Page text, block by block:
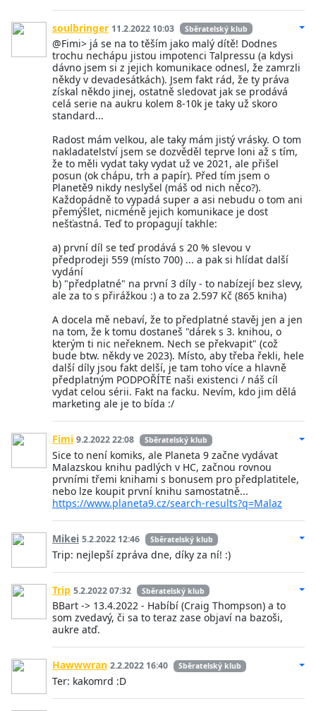
soulbringer 11.2.2022 10:03 Sběratelský klub
@Fimi> já se na to těším jako malý dítě! Dodnes
trochu nechápu jistou impotenci Talpressu (a kdysi
dávno jsem si z jejich komunikace odnesl, že zamrzli
někdy v devadesátkách). Jsem fakt rád, že ty práva
získal někdo jinej, ostatně sledovat jak se prodává
celá serie na aukru kolem 8-10k je taky už skoro
standard...
Radost mám velkou, ale taky mám jistý vrásky. O tom
nakladatelství jsem se dozvěděl teprve loni až s tím,
že to měli vydat taky vydat už ve 2021, ale přišel
posun (ok chápu, trh a papír). Před tím jsem o
Planetě9 nikdy neslyšel (máš od nich něco?).
Každopádně to vypadá super a asi nebudu o tom ani
přemýšlet, nicméně jejich komunikace je dost
nešťastná. Teď to propagují takhle:
a) první díl se teď prodává s 20 % slevou v
předprodeji 559 (místo 700) ... a pak si hlídat další
vydání
b) "předplatné" na první 3 díly - to nabízejí bez slevy,
ale za to s přirážkou :) a to za 2.597 Kč (865 kniha)
A docela mě nebaví, že to předplatné stavěj jen a jen
na tom, že k tomu dostaneš "dárek s 3. knihou, o
kterým ti nic neřeknem. Nech se překvapit" (což
bude btw. někdy ve 2023). Místo, aby třeba řekli, hele
další díly jsou fakt delší, je tam toho více a hlavně
předplatným PODPOŘÍTE naši existenci / náš cíl
vydat celou sérii. Fakt na facku. Nevím, kdo jim dělá
marketing ale je to bída :/
Fimi 9.2.2022 22:08 Sběratelský klub
Sice to není komiks, ale Planeta 9 začne vydávat
Malazskou knihu padlých v HC, začnou rovnou
prvními třemi knihami s bonusem pro předplatitele,
nebo lze koupit první knihu samostatně...
https://www.planeta9.cz/search-results?q=Malaz
Mikei 5.2.2022 12:46 Sběratelský klub
Trip: nejlepší zpráva dne, díky za ní! :)
Trip 5.2.2022 07:32 Sběratelský klub
BBart -> 13.4.2022 - Habíbí (Craig Thompson) a to
som zvedavý, či sa to teraz zase objaví na bazoši,
aukre atď.
Hawwwran 2.2.2022 16:40 Sběratelský klub
Ter: kakomrd :D